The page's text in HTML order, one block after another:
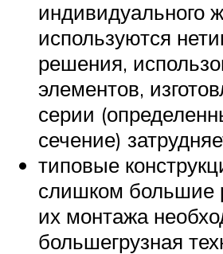
индивидуального
используются
решения,
элементов,
серии
сечение)
типовые
слишком большие
их монтажа
большегрузная